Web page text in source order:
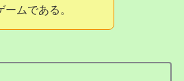
ムである。